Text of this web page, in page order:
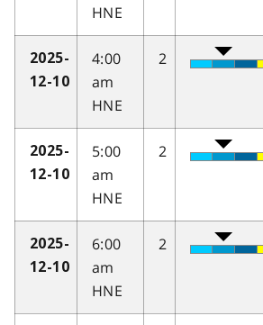
HNE
2025-
12-10
4:00
am
HNE
2
2025-
12-10
5:00
am
HNE
2
2025-
12-10
6:00
am
HNE
2